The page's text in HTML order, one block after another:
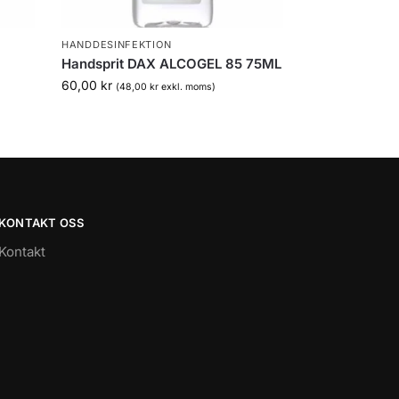
HANDDESINFEKTION
Handsprit DAX ALCOGEL 85 75ML
60,00 kr (48,00kr exkl. moms)
OSS